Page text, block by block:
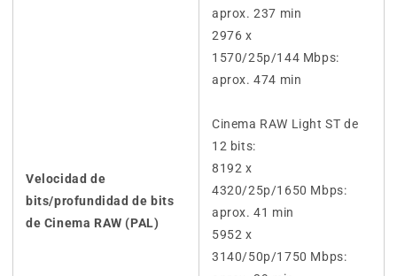
Velocidad de
bits/profundidad de bits
de Cinema RAW (PAL)
aprox. 237 min
2976 x
1570/25p/144 Mbps:
aprox. 474 min
Cinema RAW Light ST de
12 bits:
8192 x
4320/25p/1650 Mbps:
aprox. 41 min
5952 x
3140/50p/1750 Mbps: